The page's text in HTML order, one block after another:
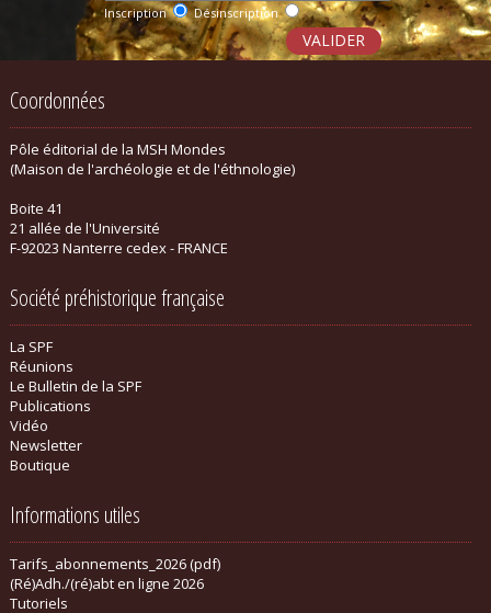
Inscription Désinscription
Coordonnées
Pôle éditorial de la MSH Mondes
(Maison de l'archéologie et de l'éthnologie)
Boite 41
21 allée de l'Université
F-92023 Nanterre cedex - FRANCE
Société préhistorique française
La SPF
Réunions
Le Bulletin de la SPF
Publications
Vidéo
Newsletter
Boutique
Informations utiles
Tarifs_abonnements_2026 (pdf)
(Ré)Adh./(ré)abt en ligne 2026
Tutoriels